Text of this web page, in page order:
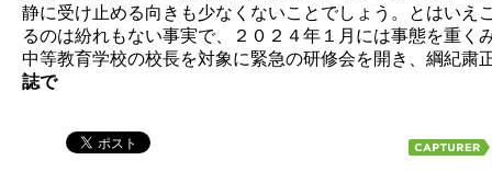
静に受け止める向きも少なくないことでしょう。とはいえ
るのは紛れもない事実で、２０２４年１月には事態を重く
中等教育学校の校長を対象に緊急の研修会を開き、綱紀粛
誌で